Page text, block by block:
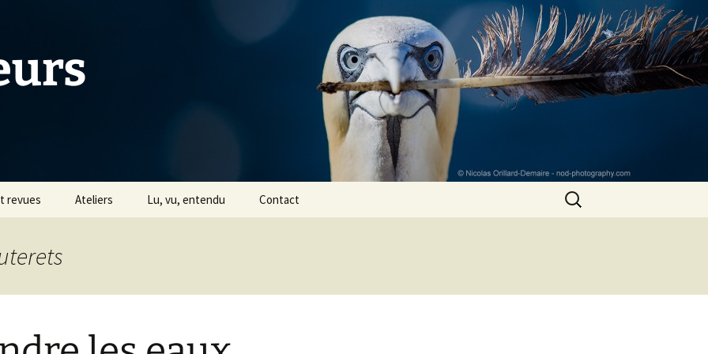
revues Ateliers Lu, vu, entendu Contact
Rechercher :